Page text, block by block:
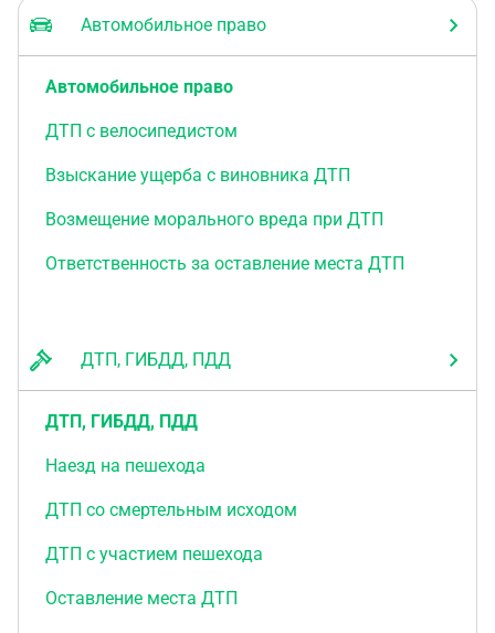
возьму это авто в аренду и сама подъеду к
Автомобильное право
Автомобильное право
ДТП с велосипедистом
Взыскание ущерба с виновника ДТП
Возмещение морального вреда при ДТП
Ответственность за оставление места ДТП
ДТП, ГИБДД, ПДД
ДТП, ГИБДД, ПДД
Наезд на пешехода
ДТП со смертельным исходом
ДТП с участием пешехода
Оставление места ДТП